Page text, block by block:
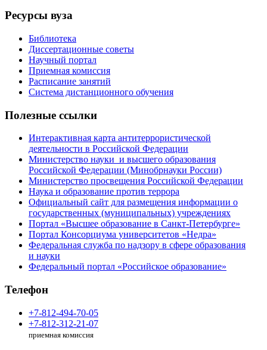
Ресурсы вуза
Библиотека
Диссертационные советы
Научный портал
Приемная комиссия
Расписание занятий
Система дистанционного обучения
Полезные ссылки
Интерактивная карта антитеррористической
деятельности в Российской Федерации
Министерство науки и высшего образования
Российской Федерации (Минобрнауки России)
Министерство просвещения Российской Федерации
Наука и образование против террора
Официальный сайт для размещения информации о
государственных (муниципальных) учреждениях
Портал «Высшее образование в Санкт-Петербурге»
Портал Консорциума университетов «Недра»
Федеральная служба по надзору в сфере образования
и науки
Федеральный портал «Российское образование»
Телефон
+7-812-494-70-05
+7-812-312-21-07
приемная комиссия